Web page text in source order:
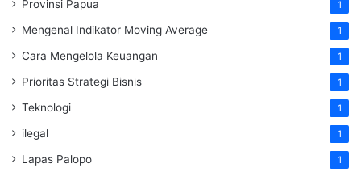
Provinsi Papua 1
Mengenal Indikator Moving Average 1
Cara Mengelola Keuangan 1
Prioritas Strategi Bisnis 1
Teknologi 1
ilegal 1
Lapas Palopo 1